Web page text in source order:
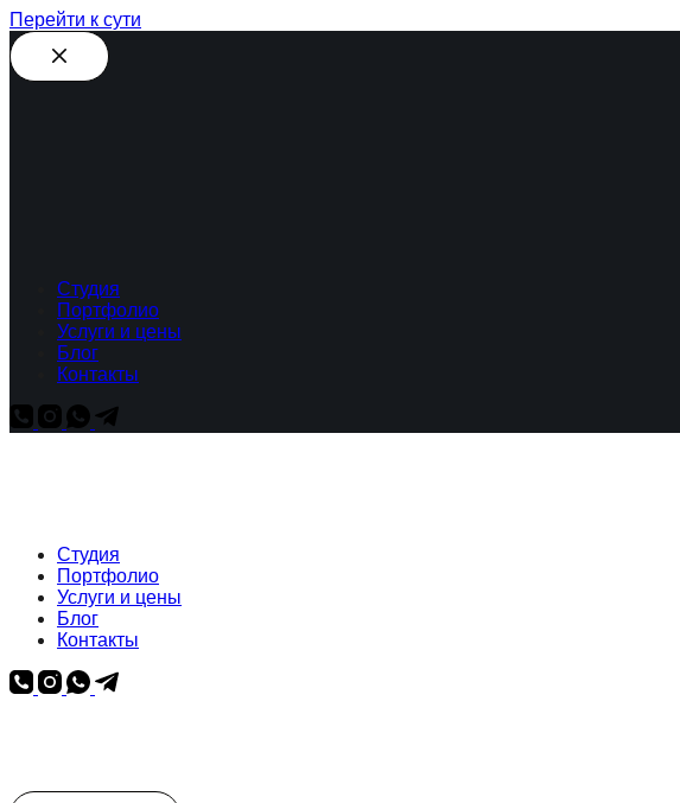
Перейти к сути
Студия
Портфолио
Услуги и цены
Блог
Контакты
Студия
Портфолио
Услуги и цены
Блог
Контакты